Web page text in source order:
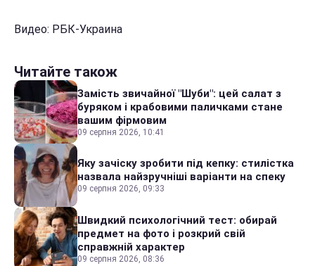
Видео: РБК-Украина
Читайте також
Замість звичайної "Шуби": цей салат з
буряком і крабовими паличками стане
вашим фірмовим
09 серпня 2026, 10:41
Яку зачіску зробити під кепку: стилістка
назвала найзручніші варіанти на спеку
09 серпня 2026, 09:33
Швидкий психологічний тест: обирай
предмет на фото і розкрий свій
справжній характер
09 серпня 2026, 08:36